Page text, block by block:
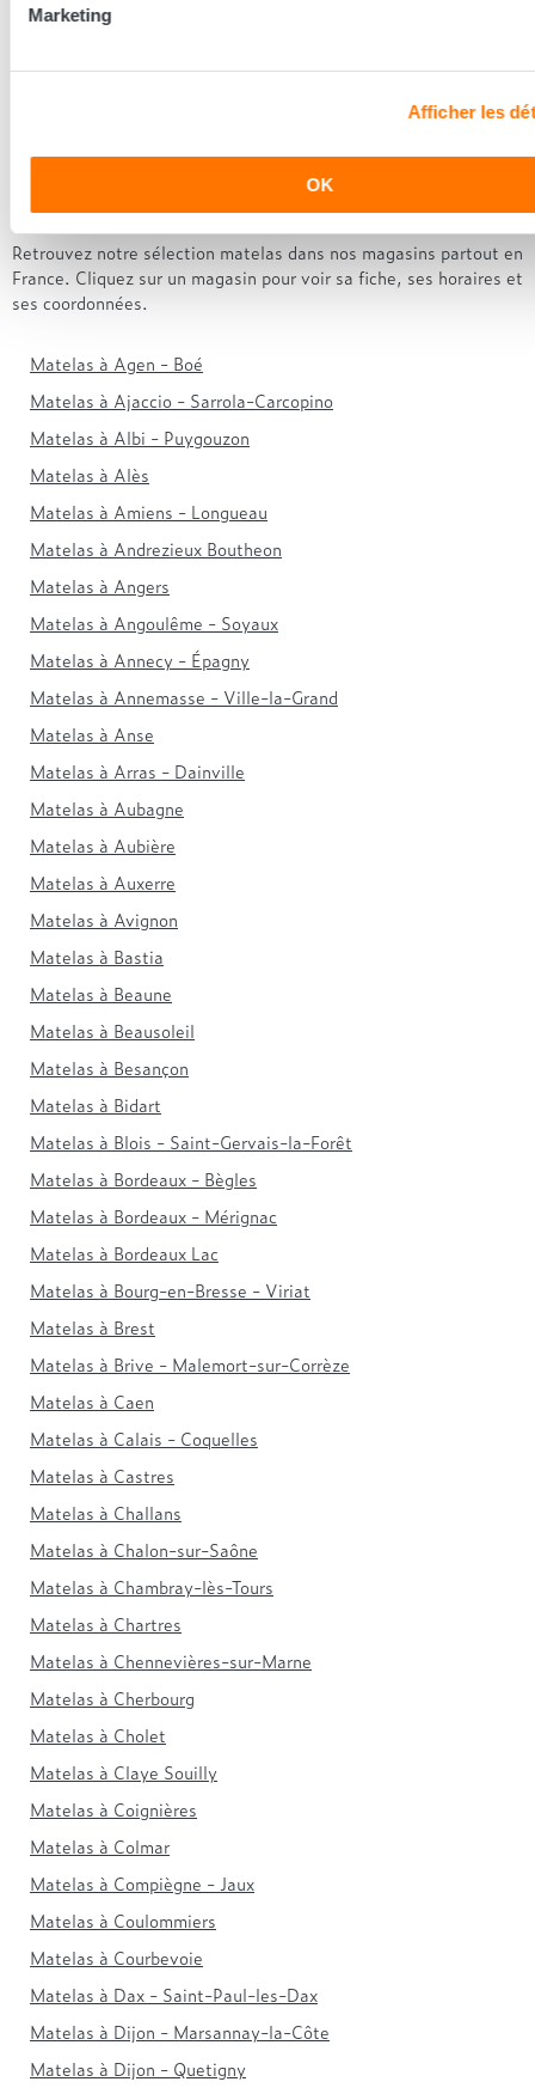
Marketing
Afficher les
OK
répond à vos besoins en matière de confort et de soutien.
Matelas dans nos magasins Grand
Litier
Retrouvez notre sélection matelas dans nos magasins partout en
France. Cliquez sur un magasin pour voir sa fiche, ses horaires et
ses coordonnées.
Matelas à Agen - Boé
Matelas à Ajaccio - Sarrola-Carcopino
Matelas à Albi - Puygouzon
Matelas à Alès
Matelas à Amiens - Longueau
Matelas à Andrezieux Boutheon
Matelas à Angers
Matelas à Angoulême - Soyaux
Matelas à Annecy - Épagny
Matelas à Annemasse - Ville-la-Grand
Matelas à Anse
Matelas à Arras - Dainville
Matelas à Aubagne
Matelas à Aubière
Matelas à Auxerre
Matelas à Avignon
Matelas à Bastia
Matelas à Beaune
Matelas à Beausoleil
Matelas à Besançon
Matelas à Bidart
Matelas à Blois - Saint-Gervais-la-Forêt
Matelas à Bordeaux - Bègles
Matelas à Bordeaux - Mérignac
Matelas à Bordeaux Lac
Matelas à Bourg-en-Bresse - Viriat
Matelas à Brest
Matelas à Brive - Malemort-sur-Corrèze
Matelas à Caen
Matelas à Calais - Coquelles
Matelas à Castres
Matelas à Challans
Matelas à Chalon-sur-Saône
Matelas à Chambray-lès-Tours
Matelas à Chartres
Matelas à Chennevières-sur-Marne
Matelas à Cherbourg
Matelas à Cholet
Matelas à Claye Souilly
Matelas à Coignières
Matelas à Colmar
Matelas à Compiègne - Jaux
Matelas à Coulommiers
Matelas à Courbevoie
Matelas à Dax - Saint-Paul-les-Dax
Matelas à Dijon - Marsannay-la-Côte
Matelas à Dijon - Quetigny